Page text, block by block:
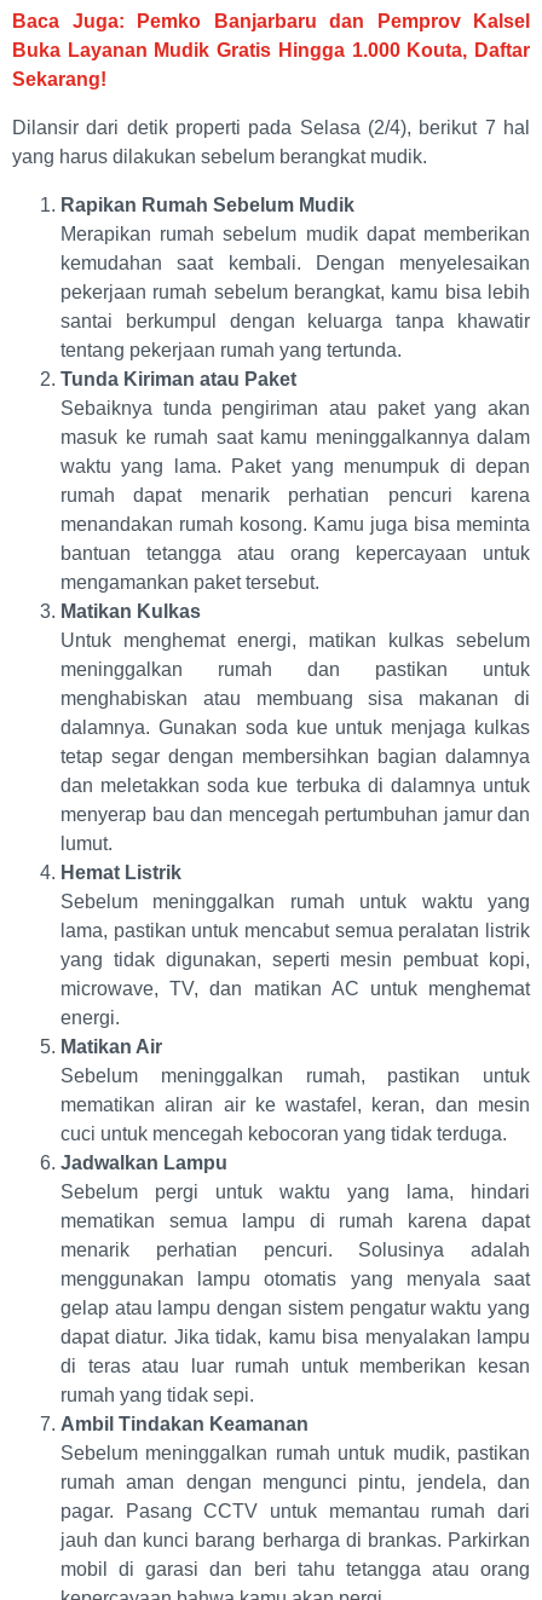
Baca Juga: Pemko Banjarbaru dan Pemprov Kalsel
Buka Layanan Mudik Gratis Hingga 1.000 Kouta, Daftar
Sekarang!
Dilansir dari detik properti pada Selasa (2/4), berikut 7 hal
yang harus dilakukan sebelum berangkat mudik.
Rapikan Rumah Sebelum Mudik
Merapikan rumah sebelum mudik dapat memberikan
kemudahan saat kembali. Dengan menyelesaikan
pekerjaan rumah sebelum berangkat, kamu bisa lebih
santai berkumpul dengan keluarga tanpa khawatir
tentang pekerjaan rumah yang tertunda.
Tunda Kiriman atau Paket
Sebaiknya tunda pengiriman atau paket yang akan
masuk ke rumah saat kamu meninggalkannya dalam
waktu yang lama. Paket yang menumpuk di depan
rumah dapat menarik perhatian pencuri karena
menandakan rumah kosong. Kamu juga bisa meminta
bantuan tetangga atau orang kepercayaan untuk
mengamankan paket tersebut.
Matikan Kulkas
Untuk menghemat energi, matikan kulkas sebelum
meninggalkan rumah dan pastikan untuk
menghabiskan atau membuang sisa makanan di
dalamnya. Gunakan soda kue untuk menjaga kulkas
tetap segar dengan membersihkan bagian dalamnya
dan meletakkan soda kue terbuka di dalamnya untuk
menyerap bau dan mencegah pertumbuhan jamur dan
lumut.
Hemat Listrik
Sebelum meninggalkan rumah untuk waktu yang
lama, pastikan untuk mencabut semua peralatan listrik
yang tidak digunakan, seperti mesin pembuat kopi,
microwave, TV, dan matikan AC untuk menghemat
energi.
Matikan Air
Sebelum meninggalkan rumah, pastikan untuk
mematikan aliran air ke wastafel, keran, dan mesin
cuci untuk mencegah kebocoran yang tidak terduga.
Jadwalkan Lampu
Sebelum pergi untuk waktu yang lama, hindari
mematikan semua lampu di rumah karena dapat
menarik perhatian pencuri. Solusinya adalah
menggunakan lampu otomatis yang menyala saat
gelap atau lampu dengan sistem pengatur waktu yang
dapat diatur. Jika tidak, kamu bisa menyalakan lampu
di teras atau luar rumah untuk memberikan kesan
rumah yang tidak sepi.
Ambil Tindakan Keamanan
Sebelum meninggalkan rumah untuk mudik, pastikan
rumah aman dengan mengunci pintu, jendela, dan
pagar. Pasang CCTV untuk memantau rumah dari
jauh dan kunci barang berharga di brankas. Parkirkan
mobil di garasi dan beri tahu tetangga atau orang